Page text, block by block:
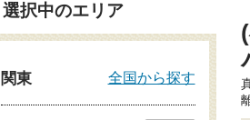
選択中のエリア
関東 全国から探す